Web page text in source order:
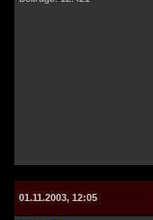
01.11.2003, 12:05